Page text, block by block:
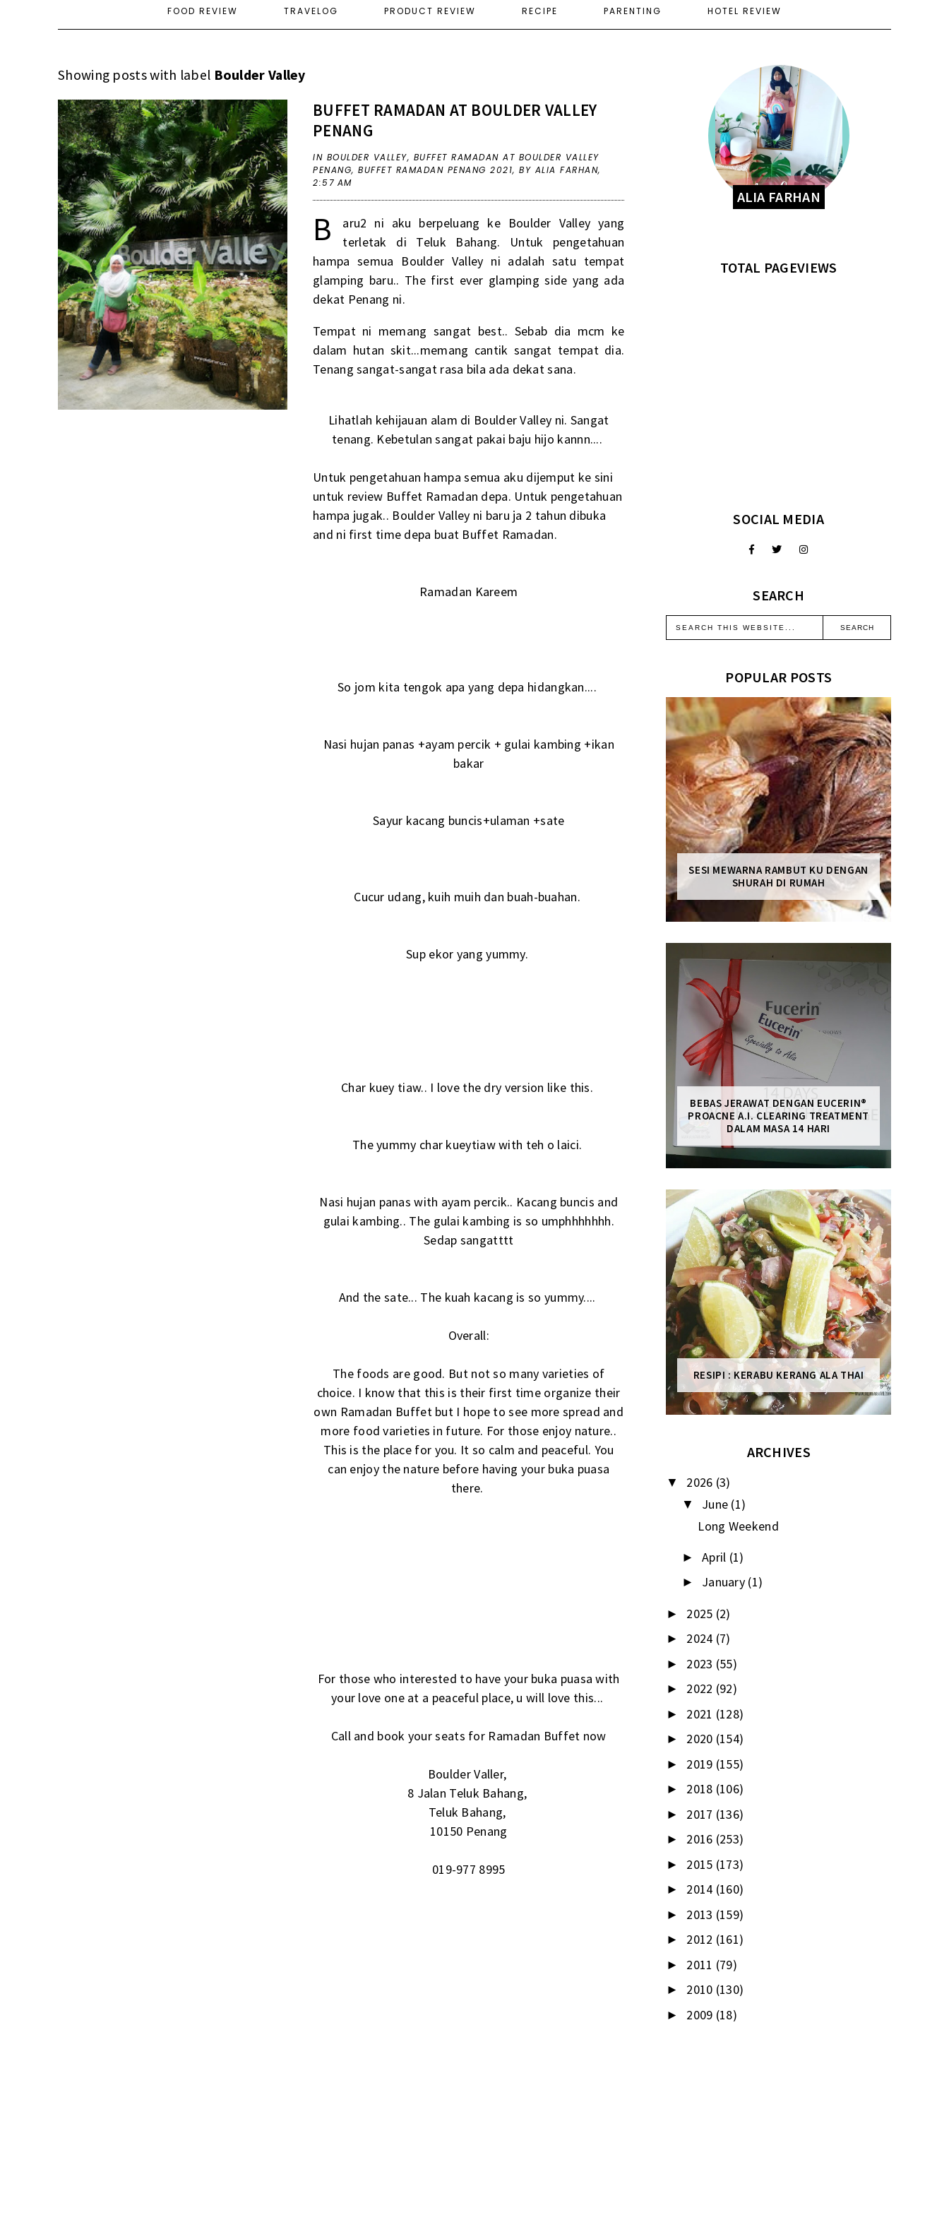
FOOD REVIEW TRAVELOG PRODUCT REVIEW RECIPE PARENTING HOTEL REVIEW
Showing posts with label Boulder Valley
BUFFET RAMADAN AT BOULDER VALLEY
PENANG
IN BOULDER VALLEY, BUFFET RAMADAN AT BOULDER VALLEY
PENANG,BUFFET RAMADAN PENANG 2021,BY ALIA FARHAN,
2:57 AM
B
aru2 ni aku berpeluang ke Boulder Valley yang
terletak di Teluk Bahang. Untuk pengetahuan
hampa semua Boulder Valley ni adalah satu tempat
glamping baru.. The first ever glamping side yang ada
dekat Penang ni.
Tempat ni memang sangat best.. Sebab dia mcm ke
dalam hutan skit...memang cantik sangat tempat dia.
Tenang sangat-sangat rasa bila ada dekat sana.
Lihatlah kehijauan alam di Boulder Valley ni. Sangat
tenang. Kebetulan sangat pakai baju hijo kannn....
Untuk pengetahuan hampa semua aku dijemput ke sini
untuk review Buffet Ramadan depa. Untuk pengetahuan
hampa jugak.. Boulder Valley ni baru ja 2 tahun dibuka
and ni first time depa buat Buffet Ramadan.
Ramadan Kareem
So jom kita tengok apa yang depa hidangkan....
Nasi hujan panas +ayam percik + gulai kambing +ikan
bakar
Sayur kacang buncis+ulaman +sate
Cucur udang, kuih muih dan buah-buahan.
Sup ekor yang yummy.
Char kuey tiaw.. I love the dry version like this.
The yummy char kueytiaw with teh o laici.
Nasi hujan panas with ayam percik.. Kacang buncis and
gulai kambing.. The gulai kambing is so umphhhhhhh.
Sedap sangatttt
And the sate... The kuah kacang is so yummy....
Overall:
The foods are good. But not so many varieties of
choice. I know that this is their first time organize their
own Ramadan Buffet but I hope to see more spread and
more food varieties in future. For those enjoy nature..
This is the place for you. It so calm and peaceful. You
can enjoy the nature before having your buka puasa
there.
For those who interested to have your buka puasa with
your love one at a peaceful place, u will love this...
Call and book your seats for Ramadan Buffet now
Boulder Valler,
8 Jalan Teluk Bahang,
Teluk Bahang,
10150 Penang
019-977 8995
ALIA FARHAN
TOTAL PAGEVIEWS
SOCIAL MEDIA
SEARCH
POPULAR POSTS
SESI MEWARNA RAMBUT KU DENGAN
SHURAH DI RUMAH
BEBAS JERAWAT DENGAN EUCERIN®
PROACNE A.I. CLEARING TREATMENT
DALAM MASA 14 HARI
RESIPI : KERABU KERANG ALA THAI
ARCHIVES
▼ 2026 (3)
▼ June (1)
Long Weekend
► April (1)
► January (1)
► 2025 (2)
► 2024 (7)
► 2023 (55)
► 2022 (92)
► 2021 (128)
► 2020 (154)
► 2019 (155)
► 2018 (106)
► 2017 (136)
► 2016 (253)
► 2015 (173)
► 2014 (160)
► 2013 (159)
► 2012 (161)
► 2011 (79)
► 2010 (130)
► 2009 (18)